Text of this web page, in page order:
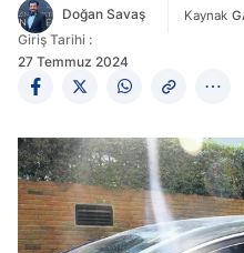
Doğan Savaş Kaynak
Giriş Tarihi :
27 Temmuz 2024